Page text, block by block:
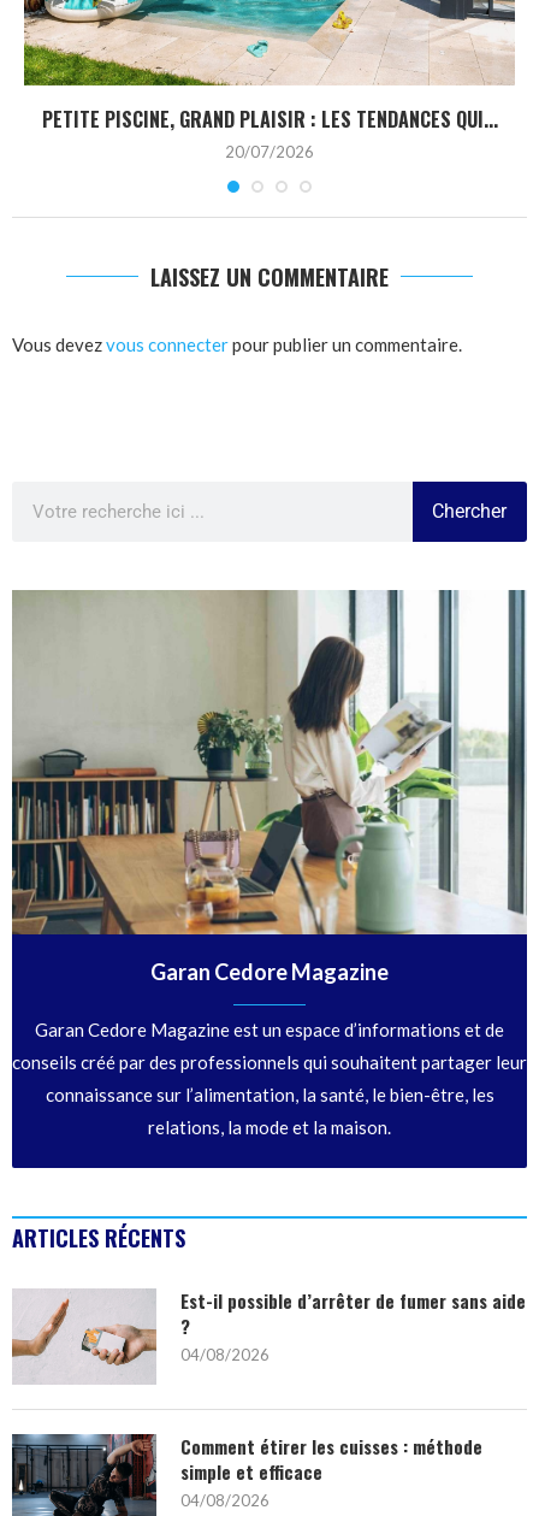
PETITE PISCINE, GRAND PLAISIR : LES TENDANCES QUI...
20/07/2026
LAISSEZ UN COMMENTAIRE
Vous devezvous connecterpour publier un commentaire.
Chercher
Garan Cedore Magazine
Garan Cedore Magazine est un espace d’informations et de
conseils créé par des professionnels qui souhaitent partager leur
connaissance sur l’alimentation, la santé, le bien-être, les
relations, la mode et la maison.
ARTICLES RÉCENTS
Est-il possible d’arrêter de fumer sans aide
?
04/08/2026
Comment étirer les cuisses : méthode
simple et efficace
04/08/2026